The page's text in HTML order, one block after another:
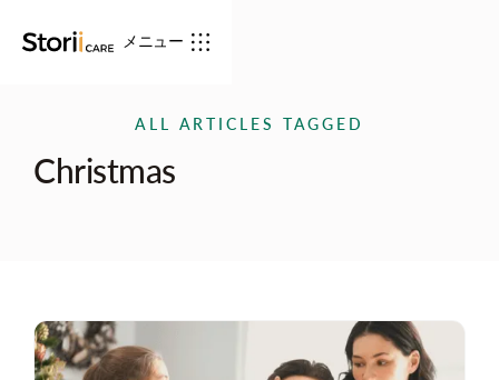
メニュー
ALL ARTICLES TAGGED
Christmas